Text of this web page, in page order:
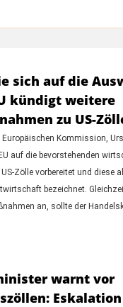
sich auf die
kündigt weitere
zu US-
Europäischen Kommission,
auf die bevorstehenden
Zölle vorbereitet und diese
bezeichnet.
an, sollte der
warnt vor